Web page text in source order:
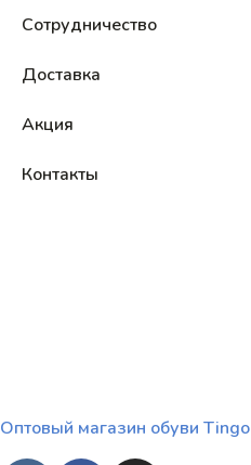
Оптовый магазин обуви Tingo
Сотрудничество
Доставка
Акция
Контакты